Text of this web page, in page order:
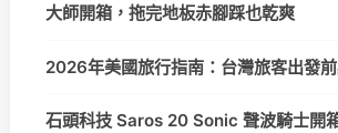
大師開箱，拖完地板赤腳踩也乾爽
2026年美國旅行指南：台灣旅客出發
石頭科技 Saros 20 Sonic 聲波騎士開